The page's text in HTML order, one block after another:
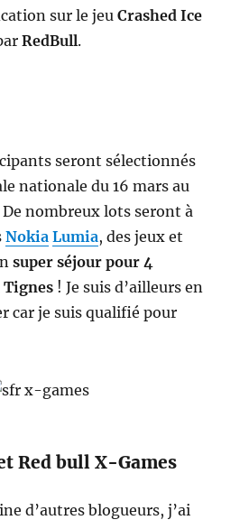
sur le jeuCrashed Ice
RedBull.
seront sélectionnés
nationale du 16 mars au
De nombreux lots seront à
Nokia Lumia, des jeux et
super séjour pour 4
Tignes ! Je suis d’ailleurs en
car je suis qualifié pour
Red bull X-Games
d’autres blogueurs, j’ai